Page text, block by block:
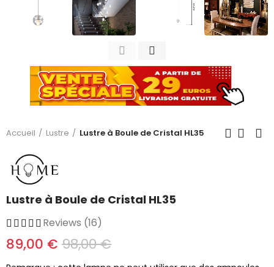
Accueil Lustre Lustre à Boule de Cristal HL35
Lustre à Boule de Cristal HL35
Reviews (16)
89,00 € 98,00 €